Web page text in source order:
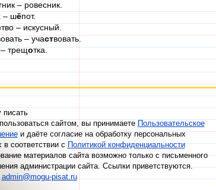
ник – ровесник.
– шёпот.
тво – искусный.
– участвовать.
– трещотка.
сайтом, вы принимаете Пользовательское
и даёте согласие на обработку персональных
в соответствии сПолитикой конфиденциальности
материалов сайта возможно только с письменного
администрации сайта. Ссылки приветствуются.
admin@mogu-pisat.ru